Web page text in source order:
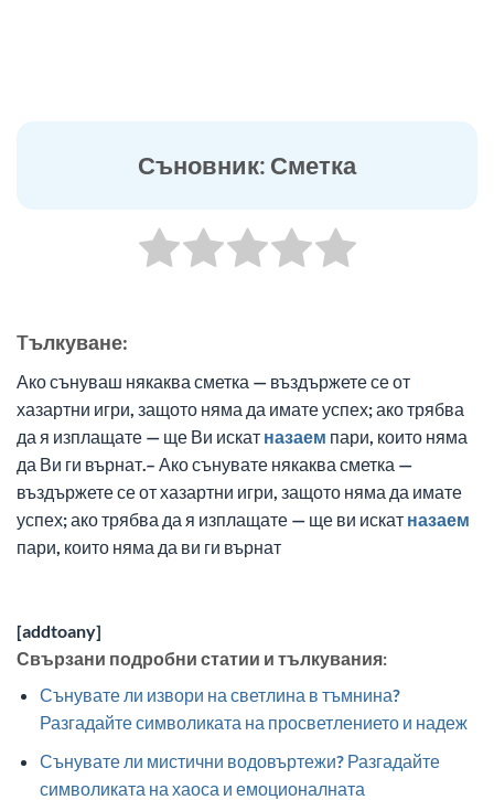
Съновник: Сметка
Tълкуване:
Ако сънуваш някаква сметка — въздържете се от
хазартни игри, защото няма да имате успех; ако трябва
да я изплащате — ще Ви искат назаем пари, които няма
да Ви ги върнат.– Ако сънувате някаква сметка —
въздържете се от хазартни игри, защото няма да имате
успех; ако трябва да я изплащате — ще ви искат назаем
пари, които няма да ви ги върнат
[addtoany]
Свързани подробни статии и тълкувания:
Сънувате ли извори на светлина в тъмнина?
Разгадайте символиката на просветлението и надеж
Сънувате ли мистични водовъртежи? Разгадайте
символиката на хаоса и емоционалната